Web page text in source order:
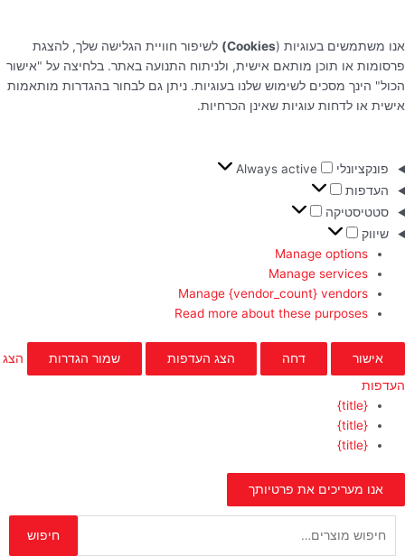
אנו משתמשים בעוגיות (Cookies)
לשיפור חוויית הגלישה שלך, להצגת
פרסומות או תוכן מותאם אישית, ולניתוח התנועה באתר. בלחיצה על "אישור
הכול" הינך מסכים לשימוש שלנו בעוגיות. ניתן גם לבחור בהגדרות מותאמות
אישית או לדחות עוגיות שאינן הכרחיות.
פונקציונלי
Always active
העדפות
סטטיסטיקה
שיווק
Manage options
Manage services
Manage {vendor_count} vendors
Read more about these purposes
אישור דחה הצג העדפות שמור הגדרות
הצג
העדפות
{title}
{title}
{title}
אנו מעריכים את פרטיותך
עבור:
חיפוש